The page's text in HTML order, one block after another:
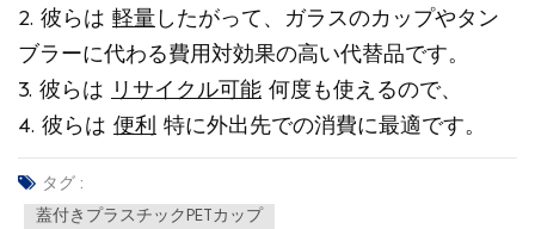
2. 彼らは 軽量 したがって、ガラスのカップやタン
ブラーに代わる費用対効果の高い代替品です。
3. 彼らは
リサイクル可能 何度も使えるので、
4. 彼らは 便利 特に外出先での消費に最適です。
タグ :
蓋付きプラスチックPETカップ